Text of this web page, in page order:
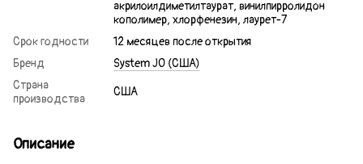
акрилоилдиметилтаурат, винилпирролидон
кополимер, хлорфенезин, лаурет-7
Срок годности
12 месяцев после открытия
Бренд
System JO (США)
Страна
производства
США
Описание